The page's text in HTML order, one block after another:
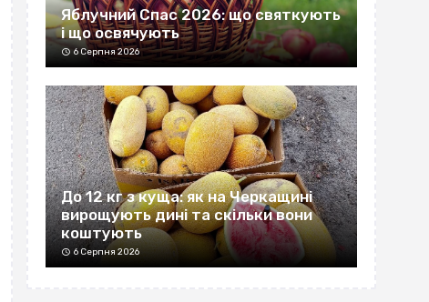
Яблучний Спас 2026: що святкують
і що освячують
6 Серпня 2026
До 12 кг з куща: як на Черкащині
вирощують дині та скільки вони
коштують
6 Серпня 2026